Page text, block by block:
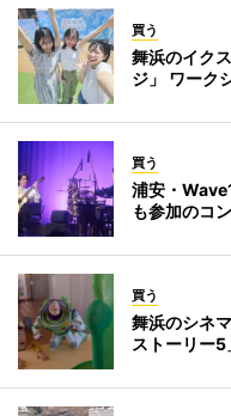
買う
舞浜のイク
ジ」 ワーク
買う
浦安・
も参加のコ
買う
舞浜のシネ
ストーリー